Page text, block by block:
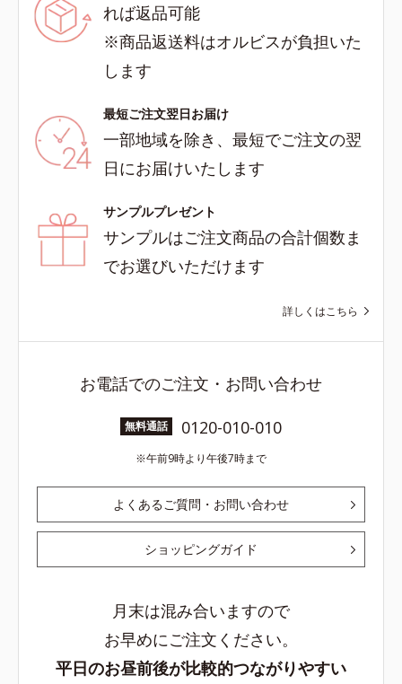
れば返品可能
※商品返送料はオルビスが負担いた
します
最短ご注文翌日お届け
一部地域を除き、最短でご注文の翌
日にお届けいたします
サンプルプレゼント
サンプルはご注文商品の合計個数ま
でお選びいただけます
詳しくはこちら
お電話でのご注文・お問い合わせ
無料通話 0120-010-010
午前9時より午後7時まで
よくあるご質問・お問い合わせ
ショッピングガイド
月末は混み合いますので
お早めにご注文ください。
平日のお昼前後が比較的つながりやすい